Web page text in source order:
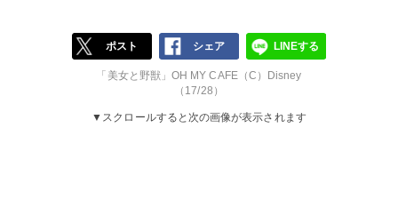
ポスト シェア LINEする
「美女と野獣」OH MY CAFE（C）Disney
（17/28）
▼スクロールすると次の画像が表示されます